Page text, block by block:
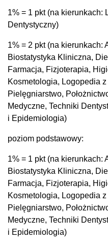
1% = 1 pkt (na kierunkach:
Dentystyczny)
1% = 2 pkt (na kierunkach:
Biostatystyka Kliniczna,
Farmacja, Fizjoterapia,
Kosmetologia, Logopedia
Pielęgniarstwo,
Medyczne, Techniki
i Epidemiologia)
poziom podstawowy:
1% = 1 pkt (na kierunkach:
Biostatystyka Kliniczna,
Farmacja, Fizjoterapia,
Kosmetologia, Logopedia
Pielęgniarstwo,
Medyczne, Techniki
i Epidemiologia)